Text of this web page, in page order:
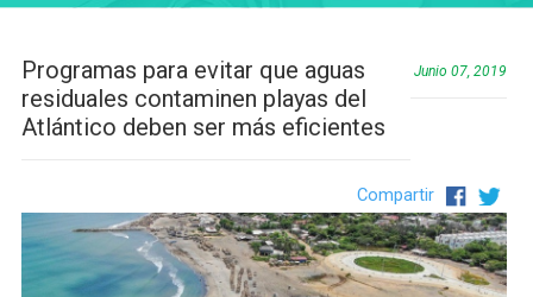
Programas para evitar que aguas
residuales contaminen playas del
Atlántico deben ser más eficientes
Junio 07, 2019
Compartir